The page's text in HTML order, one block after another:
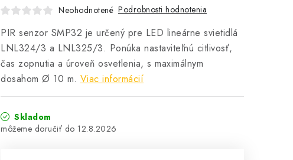
Neohodnotené Podrobnosti hodnotenia
PIR senzor SMP32 je určený pre LED lineárne svietidlá
LNL324/3 a LNL325/3. Ponúka nastaviteľnú citlivosť,
čas zopnutia a úroveň osvetlenia, s maximálnym
dosahom Ø 10 m. Viac informácií
Skladom
12.8.2026